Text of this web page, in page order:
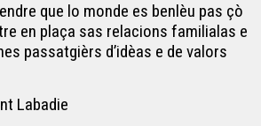
que lo monde es benlèu pas çò
en plaça sas relacions familialas e
passatgièrs d’idèas e de valors
Labadie